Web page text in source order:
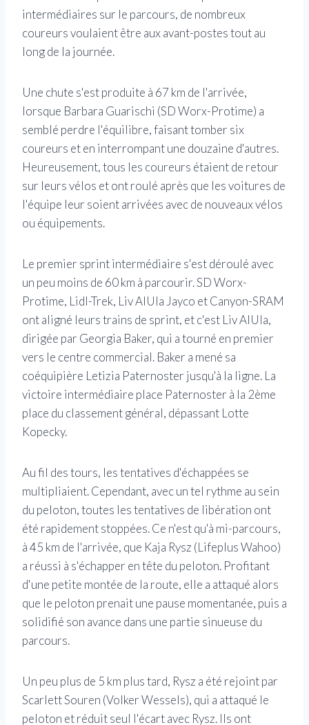
intermédiaires sur le parcours, de nombreux
coureurs voulaient être aux avant-postes tout au
long de la journée.
Une chute s'est produite à 67 km de l'arrivée,
lorsque Barbara Guarischi (SD Worx-Protime) a
semblé perdre l'équilibre, faisant tomber six
coureurs et en interrompant une douzaine d'autres.
Heureusement, tous les coureurs étaient de retour
sur leurs vélos et ont roulé après que les voitures de
l'équipe leur soient arrivées avec de nouveaux vélos
ou équipements.
Le premier sprint intermédiaire s'est déroulé avec
un peu moins de 60 km à parcourir. SD Worx-
Protime, Lidl-Trek, Liv AlUla Jayco et Canyon-SRAM
ont aligné leurs trains de sprint, et c'est Liv AlUla,
dirigée par Georgia Baker, qui a tourné en premier
vers le centre commercial. Baker a mené sa
coéquipière Letizia Paternoster jusqu'à la ligne. La
victoire intermédiaire place Paternoster à la 2ème
place du classement général, dépassant Lotte
Kopecky.
Au fil des tours, les tentatives d'échappées se
multipliaient. Cependant, avec un tel rythme au sein
du peloton, toutes les tentatives de libération ont
été rapidement stoppées. Ce n'est qu'à mi-parcours,
à 45 km de l'arrivée, que Kaja Rysz (Lifeplus Wahoo)
a réussi à s'échapper en tête du peloton. Profitant
d'une petite montée de la route, elle a attaqué alors
que le peloton prenait une pause momentanée, puis a
solidifié son avance dans une partie sinueuse du
parcours.
Un peu plus de 5 km plus tard, Rysz a été rejoint par
Scarlett Souren (Volker Wessels), qui a attaqué le
peloton et réduit seul l'écart avec Rysz. Ils ont